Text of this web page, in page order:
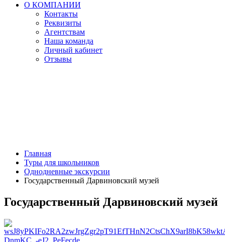
О КОМПАНИИ
Контакты
Реквизиты
Агентствам
Наша команда
Личный кабинет
Отзывы
Главная
Туры для школьников
Однодневные экскурсии
Государственный Дарвиновский музей
Государственный Дарвиновский музей